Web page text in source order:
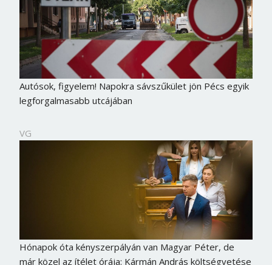
Autósok, figyelem! Napokra sávszűkület jön Pécs egyik
legforgalmasabb utcájában
VG
Hónapok óta kényszerpályán van Magyar Péter, de
már közel az ítélet órája: Kármán András költségvetése